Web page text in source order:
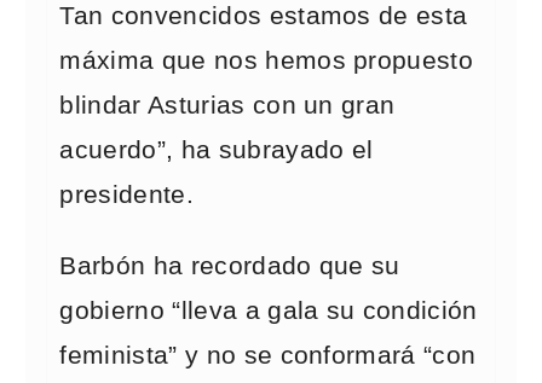
Tan convencidos estamos de esta
máxima que nos hemos propuesto
blindar Asturias con un gran
acuerdo”, ha subrayado el
presidente.
Barbón ha recordado que su
gobierno “lleva a gala su condición
feminista” y no se conformará “con